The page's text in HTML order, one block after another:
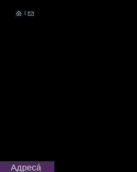
Адресá